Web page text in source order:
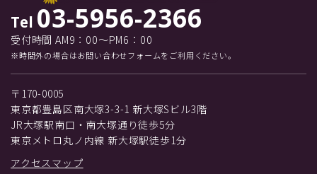
Tel 03-5956-2366
受付時間 AM9：00～PM6：00
※時間外の場合はお問い合わせフォームをご利用ください。
〒170-0005
東京都豊島区南大塚3-3-1 新大塚Sビル3階
JR大塚駅南口・南大塚通り徒歩5分
東京メトロ丸ノ内線 新大塚駅徒歩1分
アクセスマップ